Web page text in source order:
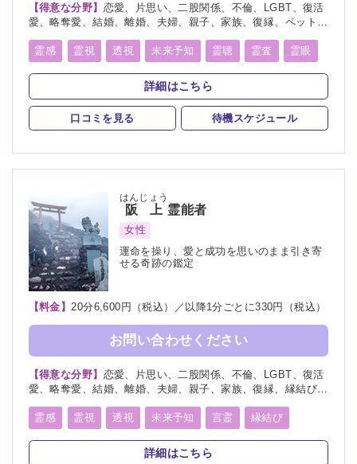
【得意な分野】 恋愛、片思い、二股関係、不倫、LGBT、復活
愛、略奪愛、結婚、離婚、夫婦、親子、家族、復縁、ペット、
転職、適職、縁結び、縁切り
霊感 霊視 透視 未来予知 霊聴 霊査 霊眼
前世 後世 言霊 神通力 守護霊 背後霊
死者霊の降霊 除霊 浄霊 祈願 祈祷 波動修正
詳細はこちら
口コミを見る 待機スケジュール
阪上
はんじょう
霊能者
女性
運命を操り、愛と成功を思いのまま引き寄
せる奇跡の鑑定
【料金】 20分6,600円（税込）／以降1分ごとに330円（税込）
お問い合わせください
【得意な分野】 恋愛、片思い、二股関係、不倫、LGBT、復活
愛、略奪愛、結婚、離婚、夫婦、親子、家族、復縁、縁結び、
職、進路、将来、育児、介護、健康、金運、仕事、開運、教
育、過去、浮気、総合運、運勢、命名、改名
霊感 霊視 透視 未来予知 言霊 縁結び
縁切り 祈願 祈祷 波動修正 サイキック
詳細はこちら